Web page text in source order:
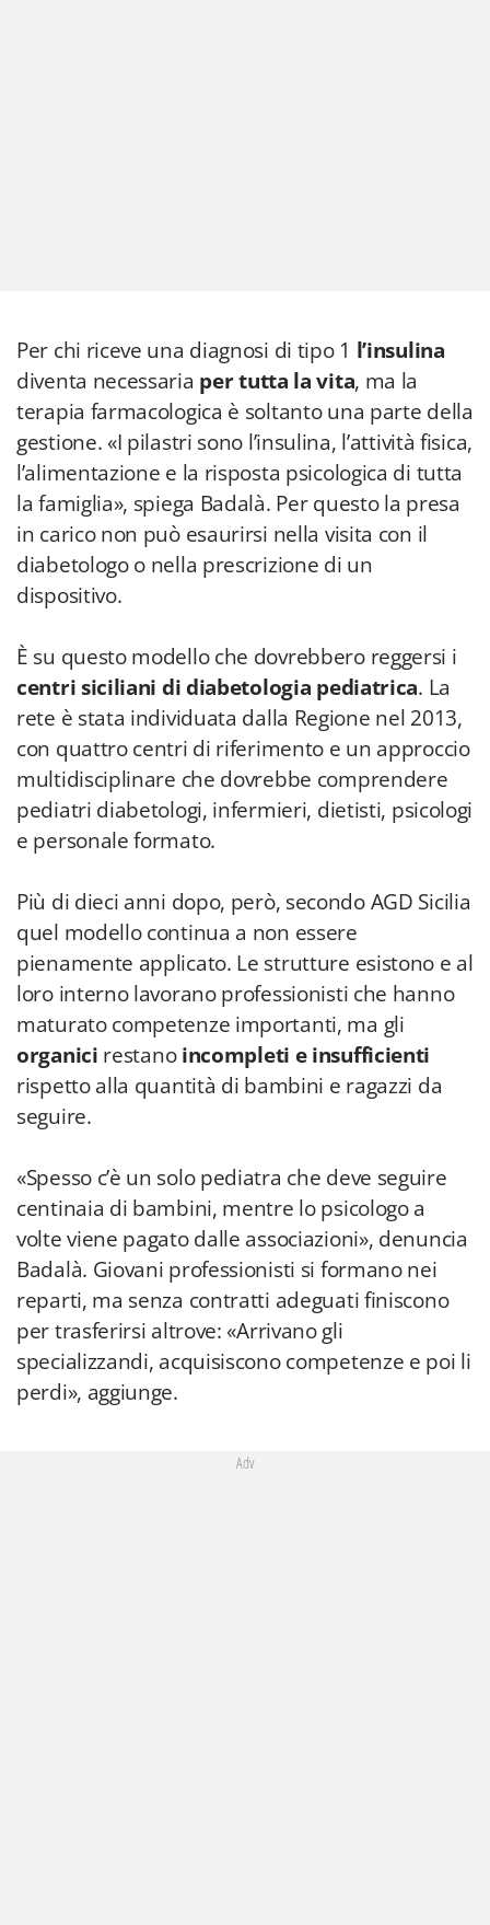
Per chi riceve una diagnosi di tipo 1 l’insulina
diventa necessaria per tutta la vita, ma la
terapia farmacologica è soltanto una parte della
gestione. «I pilastri sono l’insulina, l’attività fisica,
l’alimentazione e la risposta psicologica di tutta
la famiglia», spiega Badalà. Per questo la presa
in carico non può esaurirsi nella visita con il
diabetologo o nella prescrizione di un
dispositivo.
È su questo modello che dovrebbero reggersi i
centri siciliani di diabetologia pediatrica. La
rete è stata individuata dalla Regione nel 2013,
con quattro centri di riferimento e un approccio
multidisciplinare che dovrebbe comprendere
pediatri diabetologi, infermieri, dietisti, psicologi
e personale formato.
Più di dieci anni dopo, però, secondo AGD Sicilia
quel modello continua a non essere
pienamente applicato. Le strutture esistono e al
loro interno lavorano professionisti che hanno
maturato competenze importanti, ma gli
organici restanoincompleti e insufficienti
rispetto alla quantità di bambini e ragazzi da
seguire.
«Spesso c’è un solo pediatra che deve seguire
centinaia di bambini, mentre lo psicologo a
volte viene pagato dalle associazioni», denuncia
Badalà. Giovani professionisti si formano nei
reparti, ma senza contratti adeguati finiscono
per trasferirsi altrove: «Arrivano gli
specializzandi, acquisiscono competenze e poi li
perdi», aggiunge.
Adv